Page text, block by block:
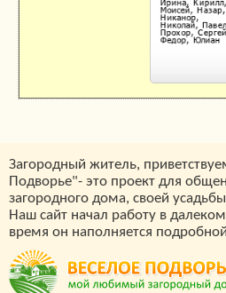
Загородный житель,
Подворье"- это проект для
загородного дома, своей
Наш сайт начал работу в
время он наполняется